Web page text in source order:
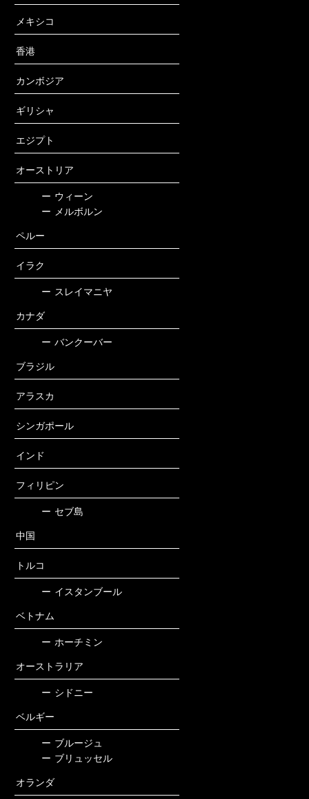
メキシコ
香港
カンボジア
ギリシャ
エジプト
オーストリア
ー ウィーン
ー
メルボルン
ペルー
イラク
ー スレイマニヤ
カナダ
ー バンクーバー
ブラジル
アラスカ
シンガポール
インド
フィリピン
ー セブ島
中国
トルコ
ー イスタンブール
ベトナム
ー ホーチミン
オーストラリア
ー シドニー
ベルギー
ー ブルージュ
ー ブリュッセル
オランダ